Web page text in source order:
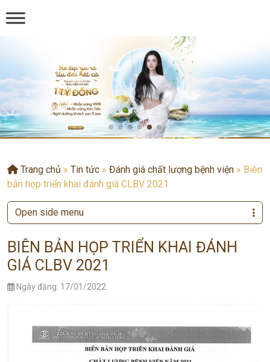
Trang chủ » Tin tức » Đánh giá chất lượng bệnh viện » Biên
bản họp triển khai đánh giá CLBV 2021
BIÊN BẢN HỌP TRIỂN KHAI ĐÁNH
GIÁ CLBV 2021
Ngày đăng: 17/01/2022
Open side menu